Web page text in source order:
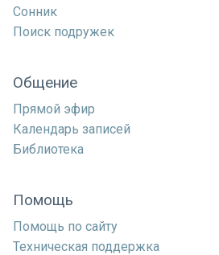
Сонник
Поиск подружек
Общение
Прямой эфир
Календарь записей
Библиотека
Помощь
Помощь по сайту
Техническая поддержка